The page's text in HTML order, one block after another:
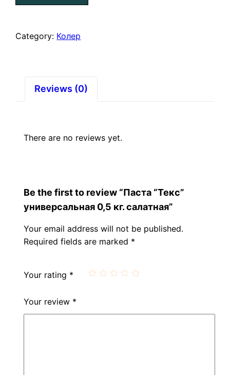
кг.
quantity
Category: Колер
Reviews (0)
There are no reviews yet.
Be the first to review “Паста “Текс”
универсальная 0,5 кг. салатная”
Your email address will not be published.
Required fields are marked *
Your rating *
Your review *